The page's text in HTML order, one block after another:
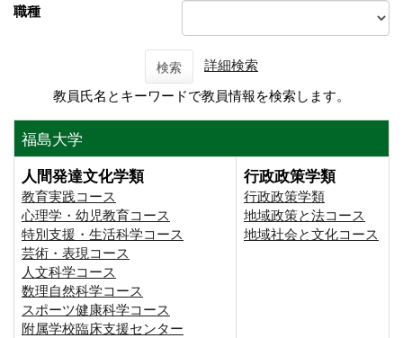
職種
検索
詳細検索
教員氏名とキーワードで教員情報を検索します。
福島大学
人間発達文化学類
教育実践コース
心理学・幼児教育コース
特別支援・生活科学コース
芸術・表現コース
人文科学コース
数理自然科学コース
スポーツ健康科学コース
附属学校臨床支援センター
行政政策学類
行政政策学類
地域政策と法コース
地域社会と文化コース